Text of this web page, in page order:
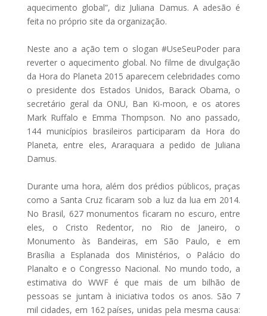
aquecimento global”, diz Juliana Damus. A adesão é
feita no próprio site da organização.
Neste ano a ação tem o slogan #UseSeuPoder para
reverter o aquecimento global. No filme de divulgação
da Hora do Planeta 2015 aparecem celebridades como
o presidente dos Estados Unidos, Barack Obama, o
secretário geral da ONU, Ban Ki-moon, e os atores
Mark Ruffalo e Emma Thompson. No ano passado,
144 municípios brasileiros participaram da Hora do
Planeta, entre eles, Araraquara a pedido de Juliana
Damus.
Durante uma hora, além dos prédios públicos, praças
como a Santa Cruz ficaram sob a luz da lua em 2014.
No Brasil, 627 monumentos ficaram no escuro, entre
eles, o Cristo Redentor, no Rio de Janeiro, o
Monumento às Bandeiras, em São Paulo, e em
Brasília a Esplanada dos Ministérios, o Palácio do
Planalto e o Congresso Nacional. No mundo todo, a
estimativa do WWF é que mais de um bilhão de
pessoas se juntam à iniciativa todos os anos. São 7
mil cidades, em 162 países, unidas pela mesma causa: